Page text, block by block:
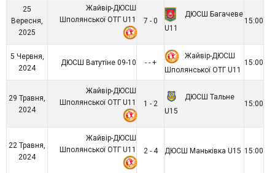
25
Вересня,
2025
Жайвір-ДЮСШ
Шполянської ОТГ U11
7 - 0
ДЮСШ Багачеве
U11
15:00
5 Червня,
2024
ДЮСШ Ватутіне 09-10 - - +
Жайвір-ДЮСШ
Шполянської ОТГ U11
15:00
29 Травня,
2024
Жайвір-ДЮСШ
Шполянської ОТГ U11
1 - 2
ДЮСШ Тальне
U15
15:00
22 Травня,
2024
Жайвір-ДЮСШ
Шполянської ОТГ U11
2 - 4 ДЮСШ Маньківка U15 15:00